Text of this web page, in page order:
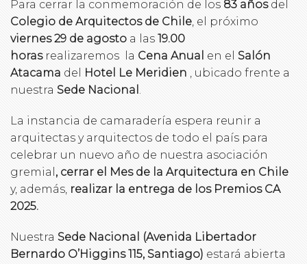
Para cerrar la conmemoración de los 83 añosdel
Colegio de Arquitectos de Chile, el próximo
viernes 29 de agosto a las 19.00
horasrealizaremos la Cena Anual en el Salón
Atacama del Hotel Le Meridien , ubicado frente a
nuestra Sede Nacional .
La instancia de camaradería espera reunir a
arquitectas y arquitectos de todo el país para
celebrar un nuevo año de nuestra asociación
gremial , cerrar el Mes de la Arquitectura en Chile
y, además, realizar la entrega de los Premios CA
2025.
Nuestra Sede Nacional (Avenida Libertador
Bernardo O’Higgins 115, Santiago) estará abierta